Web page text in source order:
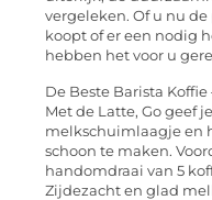
vergeleken. Of u nu
koopt of er een nodig
hebben het voor u
De Beste Barista Koffie
Met de Latte, Go geef
melkschuimlaagje en
schoon te maken.
handomdraai van 5
Zijdezacht en glad